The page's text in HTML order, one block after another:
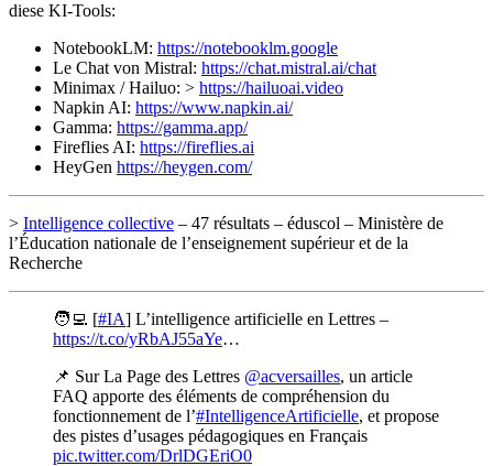
diese KI-Tools:
NotebookLM: https://notebooklm.google
Le Chat von Mistral: https://chat.mistral.ai/chat
Minimax / Hailuo: > https://hailuoai.video
Napkin AI: https://www.napkin.ai/
Gamma: https://gamma.app/
Fireflies AI: https://fireflies.ai
HeyGen https://heygen.com/
> Intelligence collective – 47 résultats – éduscol – Ministère de
l’Éducation nationale de l’enseignement supérieur et de la
Recherche
🧑‍💻 [#IA] L’intelligence artificielle en Lettres –
https://t.co/yRbAJ55aYe…
📌 Sur La Page des Lettres @acversailles, un article
FAQ apporte des éléments de compréhension du
fonctionnement de l’#IntelligenceArtificielle, et propose
des pistes d’usages pédagogiques en Français
pic.twitter.com/DrlDGEriO0